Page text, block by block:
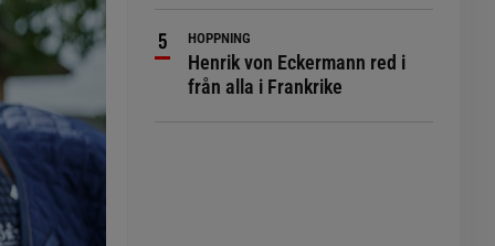
HOPPNING
Henrik von Eckermann red i
från alla i Frankrike